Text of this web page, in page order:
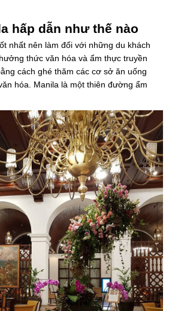
hấp dẫn như thế nào
nhất nên làm đối với những du khách
thức văn hóa và ẩm thực truyền
cách ghé thăm các cơ sở ăn uống
hóa. Manila là một thiên đường ẩm